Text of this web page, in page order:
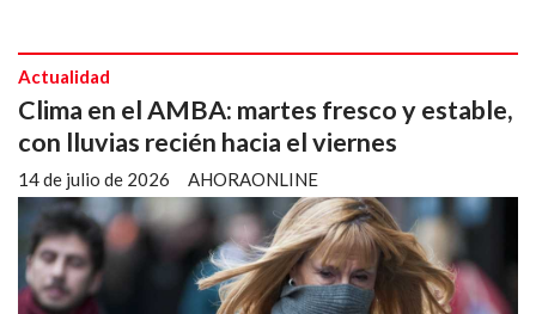
Clima en el AMBA: martes fresco y estable,
con lluvias recién hacia el viernes
AHORAONLINE
Actualidad
14 de julio de 2026